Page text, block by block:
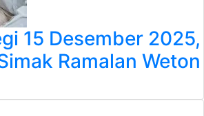
15 Desember
Ramalan